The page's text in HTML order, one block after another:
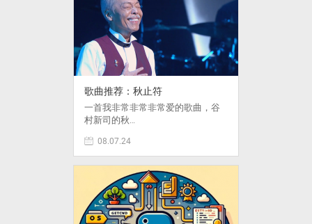
歌曲推荐：秋止符
一首我非常非常非常爱的歌曲，谷
村新司的秋…
08.07.24